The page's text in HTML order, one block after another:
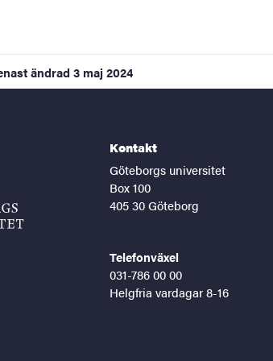
ändrad 3 maj 2024
Kontakt
Göteborgs universitet
Box 100
405 30 Göteborg
Telefonväxel
031-786 00 00
Helgfria vardagar 8-16